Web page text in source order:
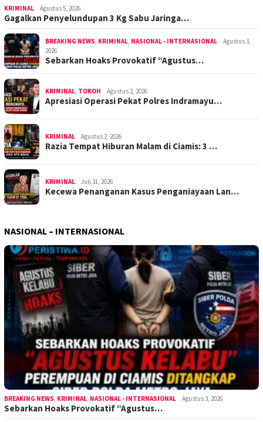
KRIMINAL Agustus 5, 2026
Gagalkan Penyelundupan 3 Kg Sabu Jaringa…
BREAKING NEWS KRIMINAL NASIONAL - INTERNASIONAL
Agustus 3,
2026
Sebarkan Hoaks Provokatif “Agustus…
KRIMINAL TOKOH Agustus 2, 2026
Apresiasi Operasi Pekat Polres Indramayu…
KRIMINAL Agustus 2, 2026
Razia Tempat Hiburan Malam di Ciamis: 3 …
KRIMINAL Juli 31, 2026
Kecewa Penanganan Kasus Penganiayaan Lan…
NASIONAL – INTERNASIONAL
BREAKING NEWS KRIMINAL NASIONAL - INTERNASIONAL Agustus 3, 2026
Sebarkan Hoaks Provokatif “Agustus…